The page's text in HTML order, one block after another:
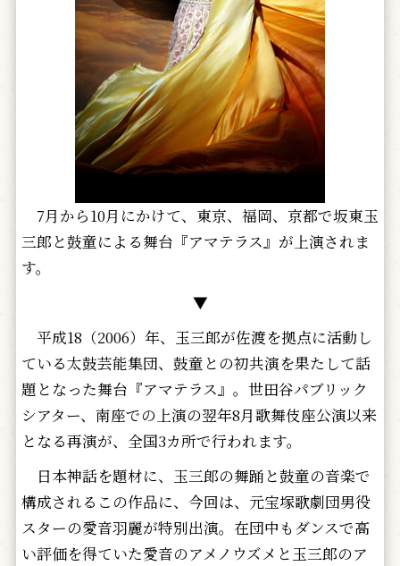
7月から10月にかけて、東京、福岡、京都で坂東玉
三郎と鼓童による舞台『アマテラス』が上演されま
す。
▼
平成18（2006）年、玉三郎が佐渡を拠点に活動し
ている太鼓芸能集団、鼓童との初共演を果たして話
題となった舞台『アマテラス』。世田谷パブリック
シアター、南座での上演の翌年8月歌舞伎座公演以来
となる再演が、全国3カ所で行われます。
日本神話を題材に、玉三郎の舞踊と鼓童の音楽で
構成されるこの作品に、今回は、元宝塚歌劇団男役
スターの愛音羽麗が特別出演。在団中もダンスで高
い評価を得ていた愛音のアメノウズメと玉三郎のア